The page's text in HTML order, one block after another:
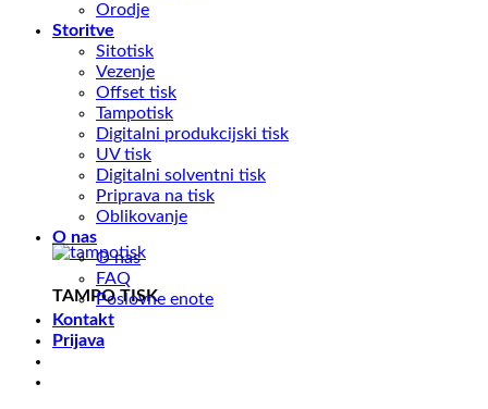
TAMPO TISK
Orodje
Storitve
Sitotisk
Vezenje
Offset tisk
Tampotisk
Digitalni produkcijski tisk
UV tisk
Digitalni solventni tisk
Priprava na tisk
Oblikovanje
O nas
O nas
FAQ
Poslovne enote
Kontakt
Prijava